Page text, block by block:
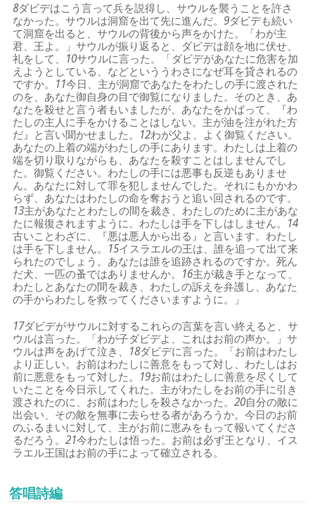
8ダビデはこう言って兵を説得し、サウルを襲うことを許さ
なかった。サウルは洞窟を出て先に進んだ。9ダビデも続い
て洞窟を出ると、サウルの背後から声をかけた。「わが主
君、王よ。」サウルが振り返ると、ダビデは顔を地に伏せ、
礼をして、 10サウルに言った。「ダビデがあなたに危害を加
えようとしている、などといううわさになぜ耳を貸されるの
ですか。 11今日、主が洞窟であなたをわたしの手に渡された
のを、あなた御自身の目で御覧になりました。そのとき、あ
なたを殺せと言う者もいましたが、あなたをかばって、『わ
たしの主人に手をかけることはしない。主が油を注がれた方
だ』と言い聞かせました。 12わが父よ、よく御覧ください。
あなたの上着の端がわたしの手にあります。わたしは上着の
端を切り取りながらも、あなたを殺すことはしませんでし
た。御覧ください。わたしの手には悪事も反逆もありませ
ん。あなたに対して罪を犯しませんでした。それにもかかわ
らず、あなたはわたしの命を奪おうと追い回されるのです。
13主があなたとわたしの間を裁き、わたしのために主があな
たに報復されますように。わたしは手を下しはしません。 14
古いことわざに、『悪は悪人から出る』と言います。わたし
は手を下しません。 15イスラエルの王は、誰を追って出て来
られたのでしょう。あなたは誰を追跡されるのですか。死ん
だ犬、一匹の蚤ではありませんか。 16主が裁き手となって、
わたしとあなたの間を裁き、わたしの訴えを弁護し、あなた
の手からわたしを救ってくださいますように。」
17ダビデがサウルに対するこれらの言葉を言い終えると、サ
ウルは言った。「わが子ダビデよ、これはお前の声か。」サ
ウルは声をあげて泣き、 18ダビデに言った。「お前はわたし
より正しい。お前はわたしに善意をもって対し、わたしはお
前に悪意をもって対した。 19お前はわたしに善意を尽くして
いたことを今日示してくれた。主がわたしをお前の手に引き
渡されたのに、お前はわたしを殺さなかった。20自分の敵に
出会い、その敵を無事に去らせる者があろうか。今日のお前
のふるまいに対して、主がお前に恵みをもって報いてくださ
るだろう。21今わたしは悟った。お前は必ず王となり、イス
ラエル王国はお前の手によって確立される。
答唱詩編